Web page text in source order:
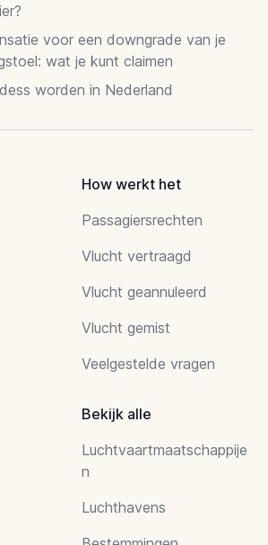
voor een downgrade van je
wat je kunt claimen
worden in Nederland
How werkt het
Passagiersrechten
Vlucht vertraagd
Vlucht geannuleerd
Vlucht gemist
Veelgestelde vragen
Bekijk alle
Luchtvaartmaatschappije
n
Luchthavens